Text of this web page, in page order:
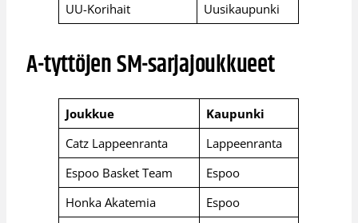
UU-Korihait
Uusikaupunki
A-tyttöjen SM-sarjajoukkueet
Joukkue
Kaupunki
Catz Lappeenranta
Lappeenranta
Espoo Basket Team
Espoo
Honka Akatemia
Espoo